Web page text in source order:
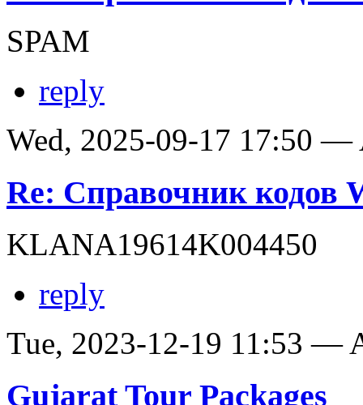
SPAM
reply
Wed, 2025-09-17 17:50 —
Re: Справочник кодов
KLANA19614K004450
reply
Tue, 2023-12-19 11:53 —
Gujarat Tour Packages